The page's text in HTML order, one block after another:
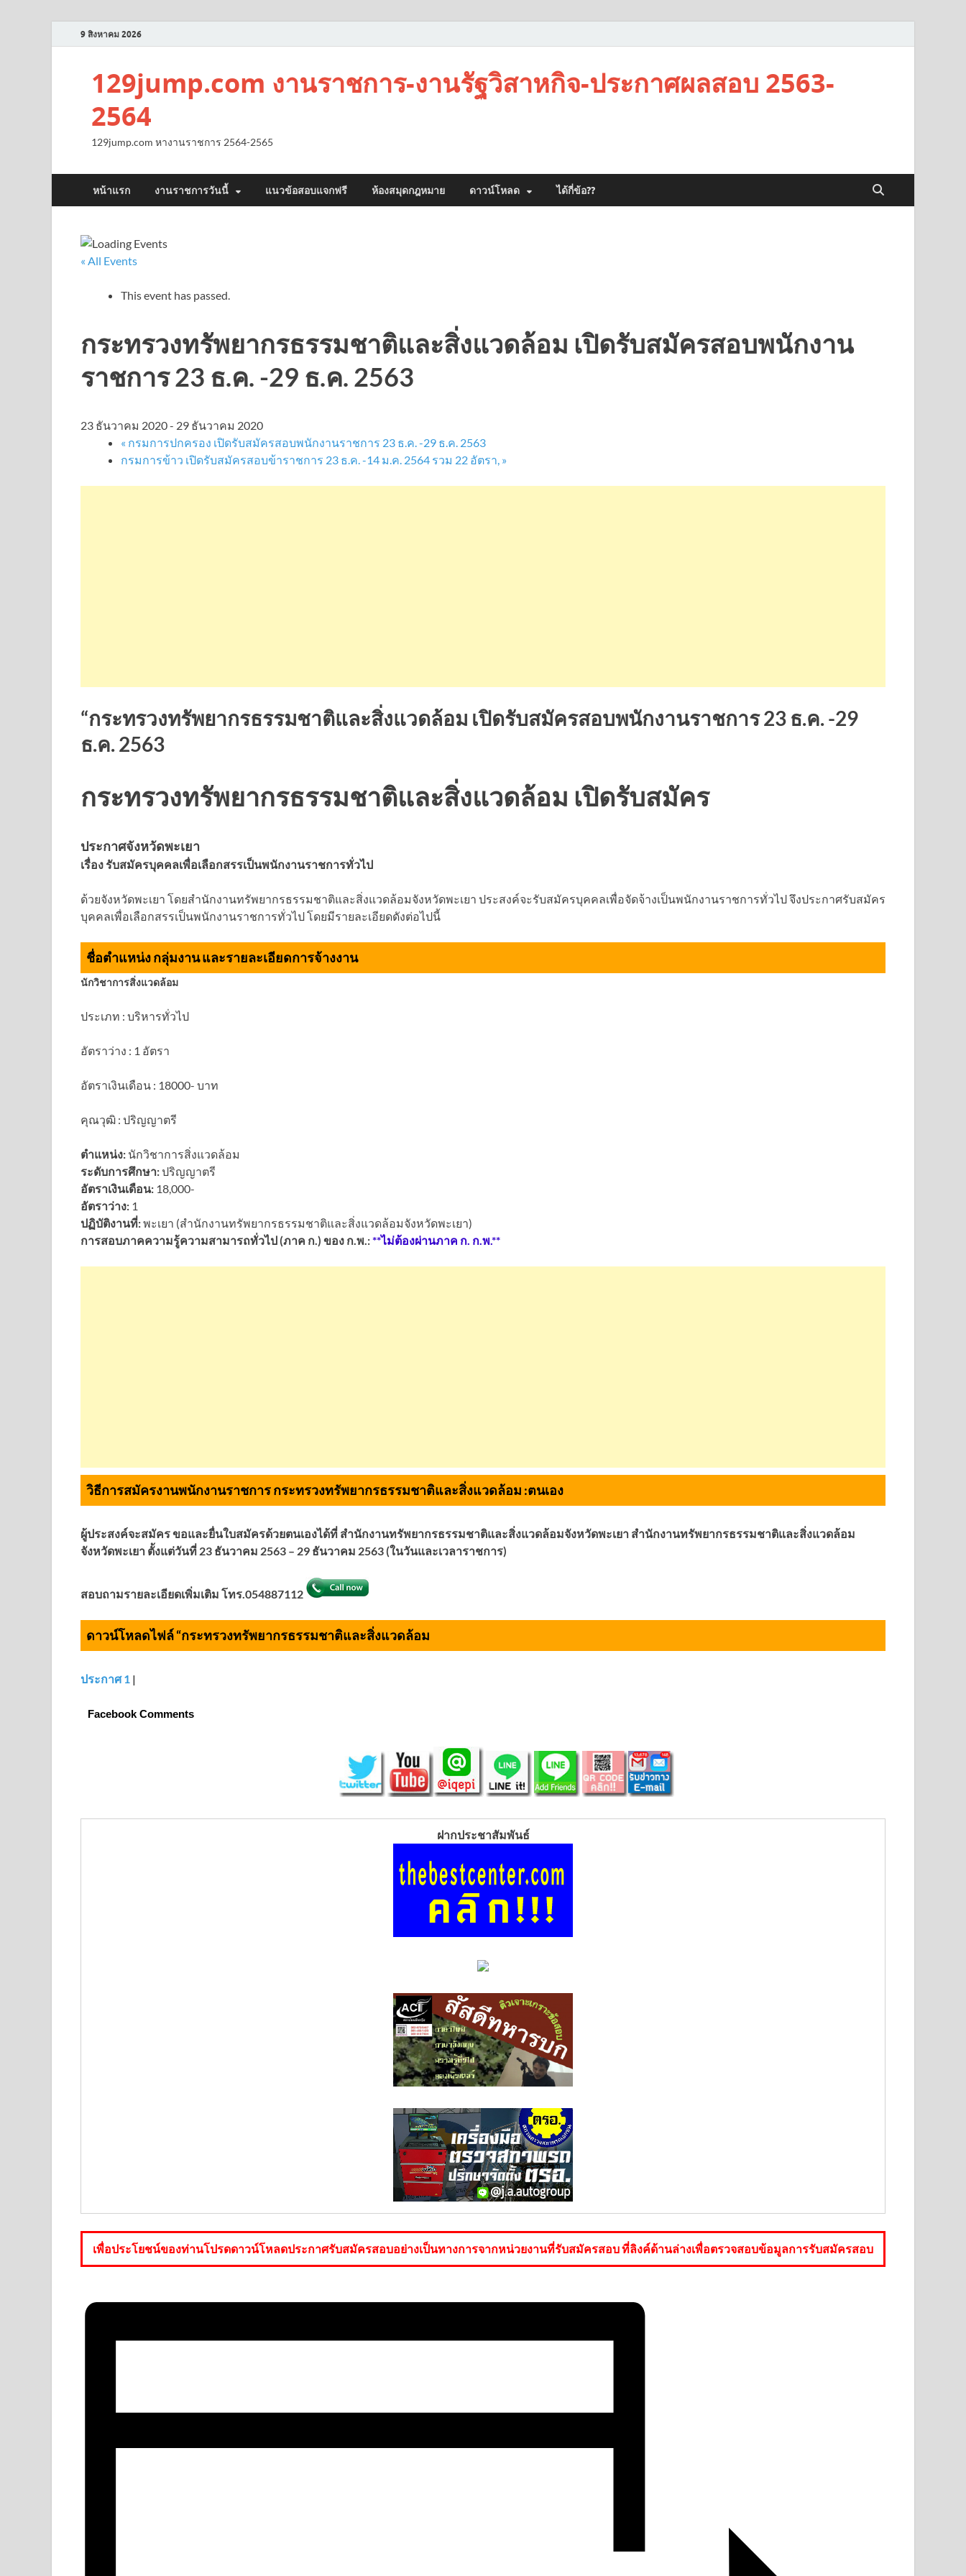
9 สิงหาคม 2026
129jump.com งานราชการ-งานรัฐวิสาหกิจ-ประกาศผลสอบ 2563-
2564
129jump.com หางานราชการ 2564-2565
หน้าแรก งานราชการวันนี้ แนวข้อสอบแจกฟรี ห้องสมุดกฎหมาย ดาวน์โหลด ได้กี่ข้อ??
« All Events
This event has passed.
กระทรวงทรัพยากรธรรมชาติและสิ่งแวดล้อม เปิดรับสมัครสอบพนักงาน
ราชการ 23 ธ.ค. -29 ธ.ค. 2563
23 ธันวาคม 2020- 29 ธันวาคม 2020
« กรมการปกครอง เปิดรับสมัครสอบพนักงานราชการ 23 ธ.ค. -29 ธ.ค. 2563
กรมการข้าว เปิดรับสมัครสอบข้าราชการ 23 ธ.ค. -14 ม.ค. 2564 รวม 22 อัตรา, »
“กระทรวงทรัพยากรธรรมชาติและสิ่งแวดล้อม เปิดรับสมัครสอบพนักงานราชการ 23 ธ.ค. -29
ธ.ค. 2563
กระทรวงทรัพยากรธรรมชาติและสิ่งแวดล้อม เปิดรับสมัคร
ประกาศจังหวัดพะเยา
เรื่อง รับสมัครบุคคลเพื่อเลือกสรรเป็นพนักงานราชการทั่วไป
ด้วยจังหวัดพะเยา โดยสำนักงานทรัพยากรธรรมชาติและสิ่งแวดล้อมจังหวัดพะเยา ประสงค์จะรับสมัครบุคคลเพื่อจัดจ้างเป็นพนักงานราชการทั่วไป จึงประกาศรับสมัคร
บุคคลเพื่อเลือกสรรเป็นพนักงานราชการทั่วไป โดยมีรายละเอียดดังต่อไปนี้
ชื่อตำแหน่ง กลุ่มงาน และรายละเอียดการจ้างงาน
นักวิชาการสิ่งแวดล้อม
ประเภท : บริหารทั่วไป
อัตราว่าง : 1 อัตรา
อัตราเงินเดือน : 18000- บาท
คุณวุฒิ : ปริญญาตรี
ตำแหน่ง: นักวิชาการสิ่งแวดล้อม
ระดับการศึกษา:ปริญญาตรี
อัตราเงินเดือน: 18,000-
อัตราว่าง: 1
ปฏิบัติงานที่:พะเยา (สำนักงานทรัพยากรธรรมชาติและสิ่งแวดล้อมจังหวัดพะเยา)
การสอบภาคความรู้ความสามารถทั่วไป (ภาค ก.) ของ ก.พ.:**ไม่ต้องผ่านภาค ก. ก.พ.**
วิธีการสมัครงานพนักงานราชการ กระทรวงทรัพยากรธรรมชาติและสิ่งแวดล้อม :ตนเอง
ผู้ประสงค์จะสมัคร ขอและยื่นใบสมัครด้วยตนเองได้ที่ สำนักงานทรัพยากรธรรมชาติและสิ่งแวดล้อมจังหวัดพะเยา สำนักงานทรัพยากรธรรมชาติและสิ่งแวดล้อม
จังหวัดพะเยา ตั้งแต่วันที่ 23 ธันวาคม 2563 – 29 ธันวาคม 2563 (ในวันและเวลาราชการ)
สอบถามรายละเอียดเพิ่มเติม โทร. 054887112
ดาวน์โหลดไฟล์ “กระทรวงทรัพยากรธรรมชาติและสิ่งแวดล้อม
ประกาศ 1 |
Facebook Comments
ฝากประชาสัมพันธ์
เพื่อประโยชน์ของท่านโปรดดาวน์โหลดประกาศรับสมัครสอบอย่างเป็นทางการจากหน่วยงานที่รับสมัครสอบ ที่ลิงค์ด้านล่างเพื่อตรวจสอบข้อมูลการรับสมัครสอบ